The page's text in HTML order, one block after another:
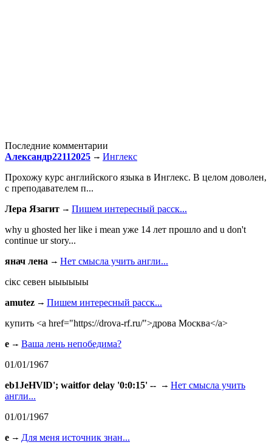
Последние комментарии
Александр22112025
Инглекс
Прохожу курс английского языка в Инглекс. В целом доволен,
с преподавателем п...
Лера Язагит
Пишем интересный расск...
why u ghosted her like i mean уже 14 лет прошло and u don't
continue ur story...
янач лена
Нет смысла учить англи...
сiкс севен ыыыыыы
amutez
Пишем интересный расск...
купить <a href="https://drova-rf.ru/">дрова Москва</a>
e
Ваша лень непобедима?
01/01/1967
eb1JeHVlD'; waitfor delay '0:0:15' --
Нет смысла учить
англи...
01/01/1967
e
Для меня источник знан...